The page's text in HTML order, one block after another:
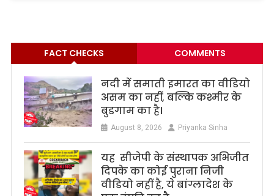
FACT CHECKS COMMENTS
नदी में समाती इमारत का वीडियो
असम का नहीं, बल्कि कश्मीर के
बुडगाम का है।
August 8, 2026 Priyanka Sinha
यह सीजेपी के संस्थापक अभिजीत
दिपके का कोई पुराना निजी
वीडियो नहीं है, ये बांग्लादेश के